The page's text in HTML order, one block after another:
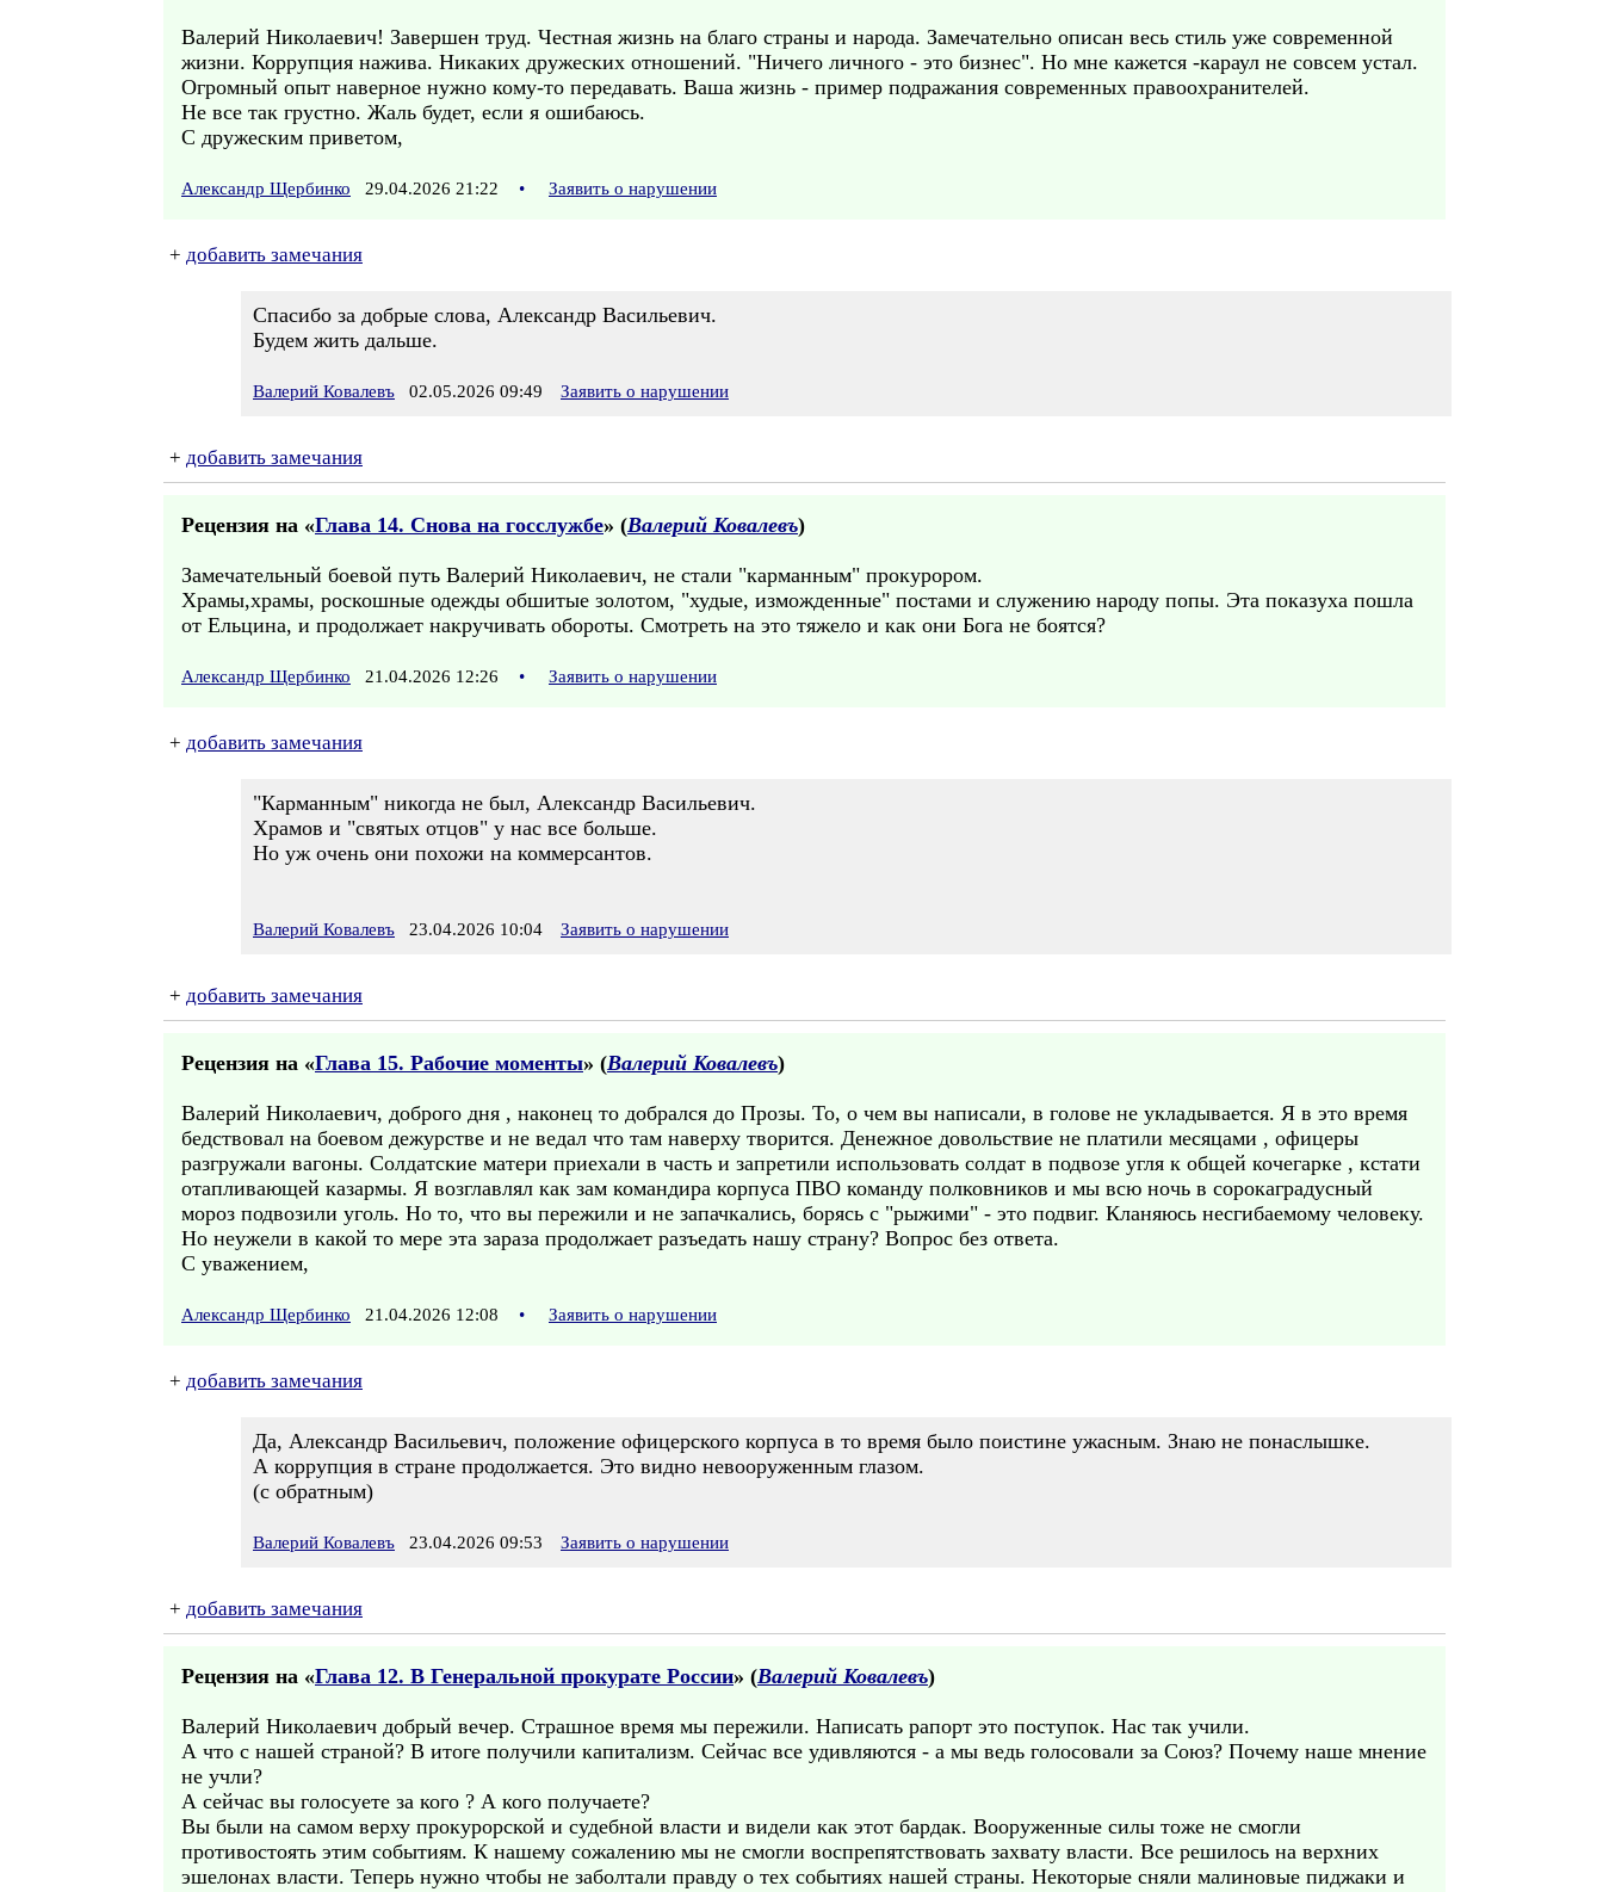
Валерий Николаевич! Завершен труд. Честная жизнь на благо страны и народа. Замечательно описан весь стиль уже современной
жизни. Коррупция нажива. Никаких дружеских отношений. "Ничего личного - это бизнес". Но мне кажется -караул не совсем устал.
Огромный опыт наверное нужно кому-то передавать. Ваша жизнь - пример подражания современных правоохранителей.
Не все так грустно. Жаль будет, если я ошибаюсь.
С дружеским приветом,
Александр Щербинко 29.04.2026 21:22 • Заявить о нарушении
+ добавить замечания
Спасибо за добрые слова, Александр Васильевич.
Будем жить дальше.
Валерий Ковалевъ 02.05.2026 09:49 Заявить о нарушении
+ добавить замечания
Рецензия на «Глава 14. Снова на госслужбе» (Валерий Ковалевъ)
Замечательный боевой путь Валерий Николаевич, не стали "карманным" прокурором.
Храмы,храмы, роскошные одежды обшитые золотом, "худые, изможденные" постами и служению народу попы. Эта показуха пошла
от Ельцина, и продолжает накручивать обороты. Смотреть на это тяжело и как они Бога не боятся?
Александр Щербинко 21.04.2026 12:26 • Заявить о нарушении
+ добавить замечания
"Карманным" никогда не был, Александр Васильевич.
Храмов и "святых отцов" у нас все больше.
Но уж очень они похожи на коммерсантов.
Валерий Ковалевъ 23.04.2026 10:04 Заявить о нарушении
+ добавить замечания
Рецензия на «Глава 15. Рабочие моменты» (Валерий Ковалевъ)
Валерий Николаевич, доброго дня , наконец то добрался до Прозы. То, о чем вы написали, в голове не укладывается. Я в это время
бедствовал на боевом дежурстве и не ведал что там наверху творится. Денежное довольствие не платили месяцами , офицеры
разгружали вагоны. Солдатские матери приехали в часть и запретили использовать солдат в подвозе угля к общей кочегарке , кстати
отапливающей казармы. Я возглавлял как зам командира корпуса ПВО команду полковников и мы всю ночь в сорокаградусный
мороз подвозили уголь. Но то, что вы пережили и не запачкались, борясь с "рыжими" - это подвиг. Кланяюсь несгибаемому человеку.
Но неужели в какой то мере эта зараза продолжает разъедать нашу страну? Вопрос без ответа.
С уважением,
Александр Щербинко 21.04.2026 12:08 • Заявить о нарушении
+ добавить замечания
Да, Александр Васильевич, положение офицерского корпуса в то время было поистине ужасным. Знаю не понаслышке.
А коррупция в стране продолжается. Это видно невооруженным глазом.
(с обратным)
Валерий Ковалевъ 23.04.2026 09:53 Заявить о нарушении
+ добавить замечания
Рецензия на «Глава 12. В Генеральной прокурате России» (Валерий Ковалевъ)
Валерий Николаевич добрый вечер. Страшное время мы пережили. Написать рапорт это поступок. Нас так учили.
А что с нашей страной? В итоге получили капитализм. Сейчас все удивляются - а мы ведь голосовали за Союз? Почему наше мнение
не учли?
А сейчас вы голосуете за кого ? А кого получаете?
Вы были на самом верху прокурорской и судебной власти и видели как этот бардак. Вооруженные силы тоже не смогли
противостоять этим событиям. К нашему сожалению мы не смогли воспрепятствовать захвату власти. Все решилось на верхних
эшелонах власти. Теперь нужно чтобы не заболтали правду о тех событиях нашей страны. Некоторые сняли малиновые пиджаки и